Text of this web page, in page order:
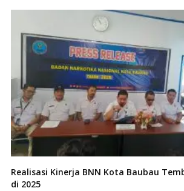
Realisasi Kinerja BNN Kota Baubau
di 2025